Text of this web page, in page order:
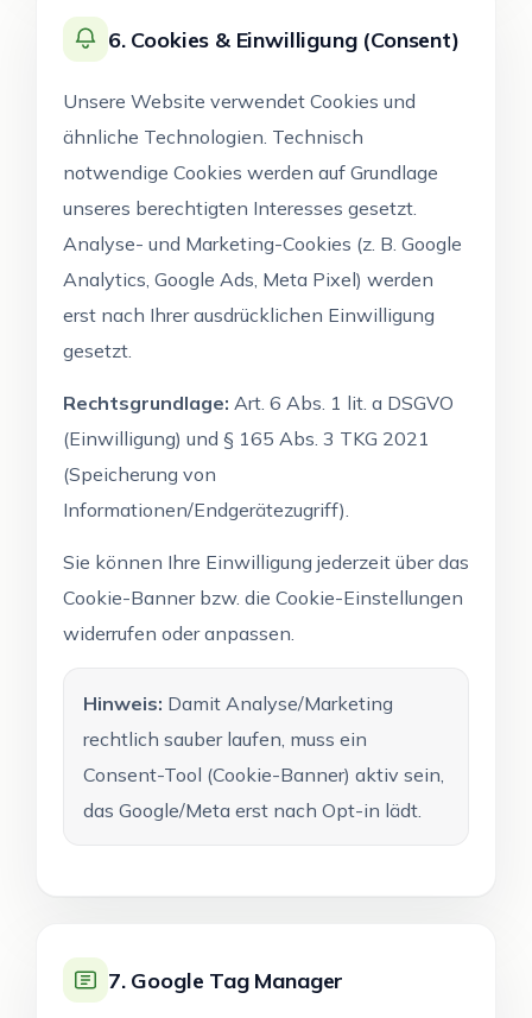
6. Cookies & Einwilligung (Consent)
Unsere Website verwendet Cookies und
ähnliche Technologien. Technisch
notwendige Cookies werden auf Grundlage
unseres berechtigten Interesses gesetzt.
Analyse- und Marketing-Cookies (z. B. Google
Analytics, Google Ads, Meta Pixel) werden
erst nach Ihrer ausdrücklichen Einwilligung
gesetzt.
Rechtsgrundlage: Art. 6 Abs. 1 lit. a DSGVO
(Einwilligung) und § 165 Abs. 3 TKG 2021
(Speicherung von
Informationen/Endgerätezugriff).
Sie können Ihre Einwilligung jederzeit über das
Cookie-Banner bzw. die Cookie-Einstellungen
widerrufen oder anpassen.
Hinweis: Damit Analyse/Marketing
rechtlich sauber laufen, muss ein
Consent-Tool (Cookie-Banner) aktiv sein,
das Google/Meta erst nach Opt-in lädt.
7. Google Tag Manager